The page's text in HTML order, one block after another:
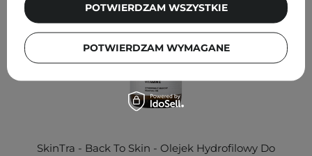
SkinTra - Back To Skin - Olejek Hydrofilowy Do
POTWIERDZAM WYMAGANE
POTWIERDZAM WSZYSTKIE